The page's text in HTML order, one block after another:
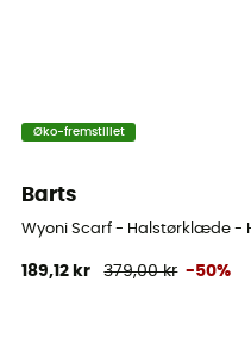
Øko-fremstillet
Barts
Wyoni Scarf - Halstørklæde -
189,12 kr 379,00 kr -50%